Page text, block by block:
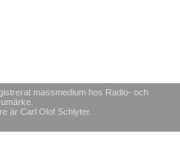
massmedium hos Radio- och
är Carl Olof Schlyter.